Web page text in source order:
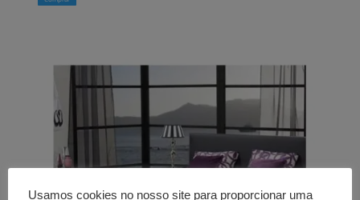
Usamos cookies no nosso site para proporcionar uma